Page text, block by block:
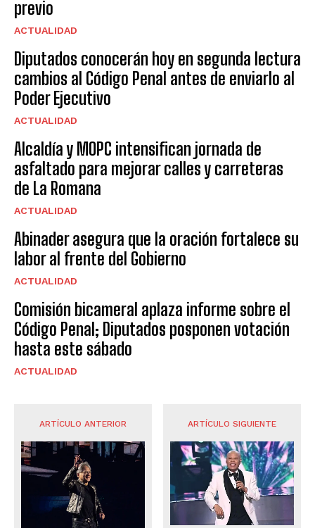
previo
ACTUALIDAD
Diputados conocerán hoy en segunda lectura
cambios al Código Penal antes de enviarlo al
Poder Ejecutivo
ACTUALIDAD
Alcaldía y MOPC intensifican jornada de
asfaltado para mejorar calles y carreteras
de La Romana
ACTUALIDAD
Abinader asegura que la oración fortalece su
labor al frente del Gobierno
ACTUALIDAD
Comisión bicameral aplaza informe sobre el
Código Penal; Diputados posponen votación
hasta este sábado
ACTUALIDAD
ARTÍCULO ANTERIOR ARTÍCULO SIGUIENTE